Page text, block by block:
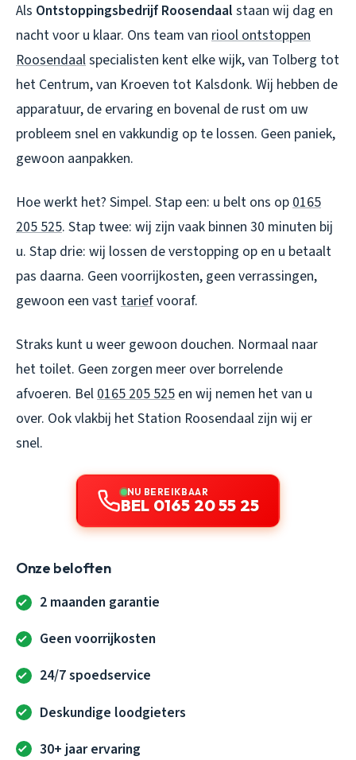
Als Ontstoppingsbedrijf Roosendaal staan wij dag en
nacht voor u klaar. Ons team van riool ontstoppen
Roosendaalspecialisten kent elke wijk, van Tolberg tot
het Centrum, van Kroeven tot Kalsdonk. Wij hebben de
apparatuur, de ervaring en bovenal de rust om uw
probleem snel en vakkundig op te lossen. Geen paniek,
gewoon aanpakken.
Hoe werkt het? Simpel. Stap een: u belt ons op0165
205 525. Stap twee: wij zijn vaak binnen 30 minuten bij
u. Stap drie: wij lossen de verstopping op en u betaalt
pas daarna. Geen voorrijkosten, geen verrassingen,
gewoon een vasttariefvooraf.
Straks kunt u weer gewoon douchen. Normaal naar
het toilet. Geen zorgen meer over borrelende
afvoeren. Bel0165 205 525 en wij nemen het van u
over. Ook vlakbij het Station Roosendaal zijn wij er
snel.
NU BEREIKBAAR
BEL 0165 20 55 25
Onze beloften
2 maanden garantie
Geen voorrijkosten
24/7 spoedservice
Deskundige loodgieters
30+ jaar ervaring